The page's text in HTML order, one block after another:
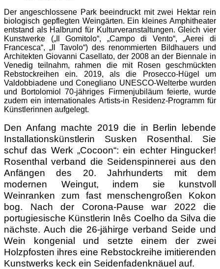
Der angeschlossene Park beeindruckt mit zwei Hektar rein
biologisch gepflegten Weingärten. Ein kleines Amphitheater
entstand als Halbrund für Kulturveranstaltungen. Gleich vier
Kunstwerke („Il Gomitolo“, „Campo di Vento“, „Aerei di
Francesca“, „Il Tavolo“) des renommierten Bildhauers und
Architekten Giovanni Casellato, der 2008 an der Biennale in
Venedig teilnahm, rahmen die mit Rosen geschmückten
Rebstockreihen ein. 2019, als die Prosecco-Hügel um
Valdobbiadene und Conegliano UNESCO-Welterbe wurden
und Bortolomiol 70-jähriges Firmenjubiläum feierte, wurde
zudem ein internationales Artists-in Residenz-Programm für
Künstlerinnen aufgelegt.
Den Anfang machte 2019 die in Berlin lebende
Installationskünstlerin Susken Rosenthal. Sie
schuf das Werk „Cocoon“: ein echter Hingucker!
Rosenthal verband die Seidenspinnerei aus den
Anfängen des 20. Jahrhunderts mit dem
modernen Weingut, indem sie kunstvoll
Weinranken zum fast menschengroßen Kokon
bog. Nach der Corona-Pause war 2022 die
portugiesische Künstlerin Inês Coelho da Silva die
nächste. Auch die 26-jähirge verband Seide und
Wein kongenial und setzte einem der zwei
Holzpfosten ihres eine Rebstockreihe imitierenden
Kunstwerks keck ein Seidenfadenknäuel auf.